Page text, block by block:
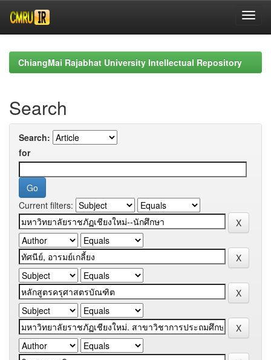
navigationChiangMai Rajabhat University Intellectual Repository
Search
Search:
for
Current filters: